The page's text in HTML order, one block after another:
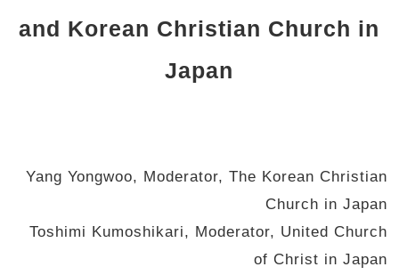
and Korean Christian Church in
Japan
Yang Yongwoo, Moderator, The Korean Christian
Church in Japan
Toshimi Kumoshikari, Moderator, United Church
of Christ in Japan